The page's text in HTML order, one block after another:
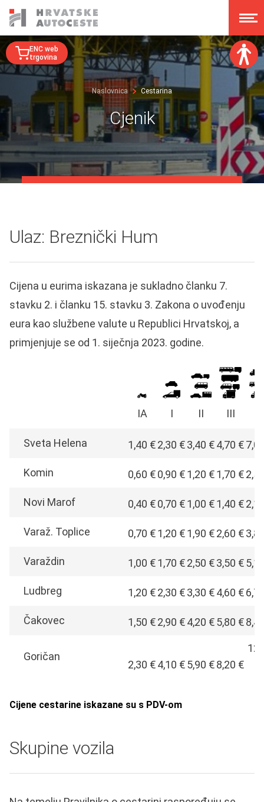
Veličina fonta:
A A A
Disleksija:
Kontrast:
ENC web
trgovina
Naslovnica Cestarina
Cjenik
Ulaz: Breznički Hum
Cijena u eurima iskazana je sukladno članku 7.
stavku 2. i članku 15. stavku 3. Zakona o uvođenju
eura kao službene valute u Republici Hrvatskoj, a
primjenjuje se od 1. siječnja 2023. godine.
IA I II III
Sveta Helena 1,40 €2,30 €3,40 €4,70 €
Komin 0,60 €0,90 €1,20 €1,70 €
Novi Marof 0,40 €0,70 €1,00 €1,40 €
Varaž. Toplice 0,70 €1,20 €1,90 €2,60 €
Varaždin 1,00 €1,70 €2,50 €3,50 €
Ludbreg 1,20 €2,30 €3,30 €4,60 €
Čakovec 1,50 €2,90 €4,20 €5,80 €
Goričan
2,30 €4,10 €5,90 €8,20 €
Cijene cestarine iskazane su s PDV-om
Skupine vozila